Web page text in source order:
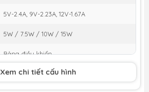
5V-2.4A, 9V-2.23A, 12V-1.67A
5W / 7.5W / 10W / 15W
Bảng điều khiển
Các thiết bị có hỗ trợ sạc không dây
Xem chi tiết cấu hình